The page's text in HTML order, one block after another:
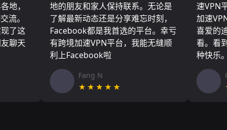
地，
流。
了这
聊天
地的朋友和家人保持联系。无论是
了解最新动态还是分享难忘时刻，
Facebook都是我首选的平台。幸亏
有跨境加速VPN平台，我能无缝顺
利上Facebook啦
Fang N
★★★★★
速VPN
加速
喜爱的
看。看
种快乐。